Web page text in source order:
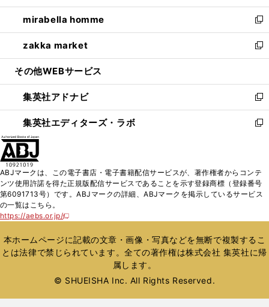
開
く
ウ
で
開
く
ン
ド
ウ
で
開
ウ
ィ
ン
ド
ウ
開
く
し
い
ウ
ィ
ン
ウ
で
開
く
mirabella homme
新
し
い
ウ
ン
ド
ウ
で
zakka market
新
し
ウ
ィ
ン
ド
く
その他WEBサービス
集英社アドナビ
新
し
い
ド
ウ
で
集英社エディターズ・ラボ
新
ィ
ン
ド
開
く
ABJマークは、この電子書店・電子書籍配信サービスが、著作権者からコンテ
ンツ使用許諾を得た正規版配信サービスであることを示す登録商標（登録番号
第6091713号）です。ABJマークの詳細、ABJマークを掲示しているサービス
の一覧はこちら。
https://aebs.or.jp/
新
い
ウ
ィ
ウ
本ホームページに記載の文章・画像・写真などを無断で複製するこ
とは法律で禁じられています。全ての著作権は株式会社 集英社に帰
属します。
© SHUEISHA Inc. All Rights Reserved.